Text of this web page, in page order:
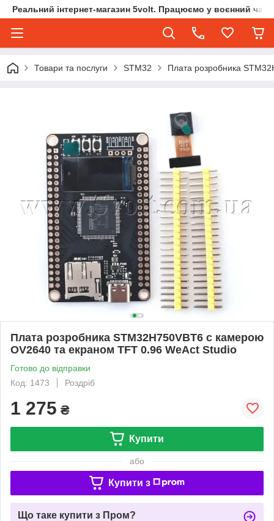
Реальний інтернет-магазин 5volt. Працюємо у воєнний
Товари та послуги STM32 Плата розробника
Плата розробника STM32H750VBT6 с камерою
OV2640 та екраном TFT 0.96 WeAct Studio
Готово до відправки
Код: 1473
Роздріб
1 275 ₴
Купити
або
Купити з
Що таке купити з Пром?